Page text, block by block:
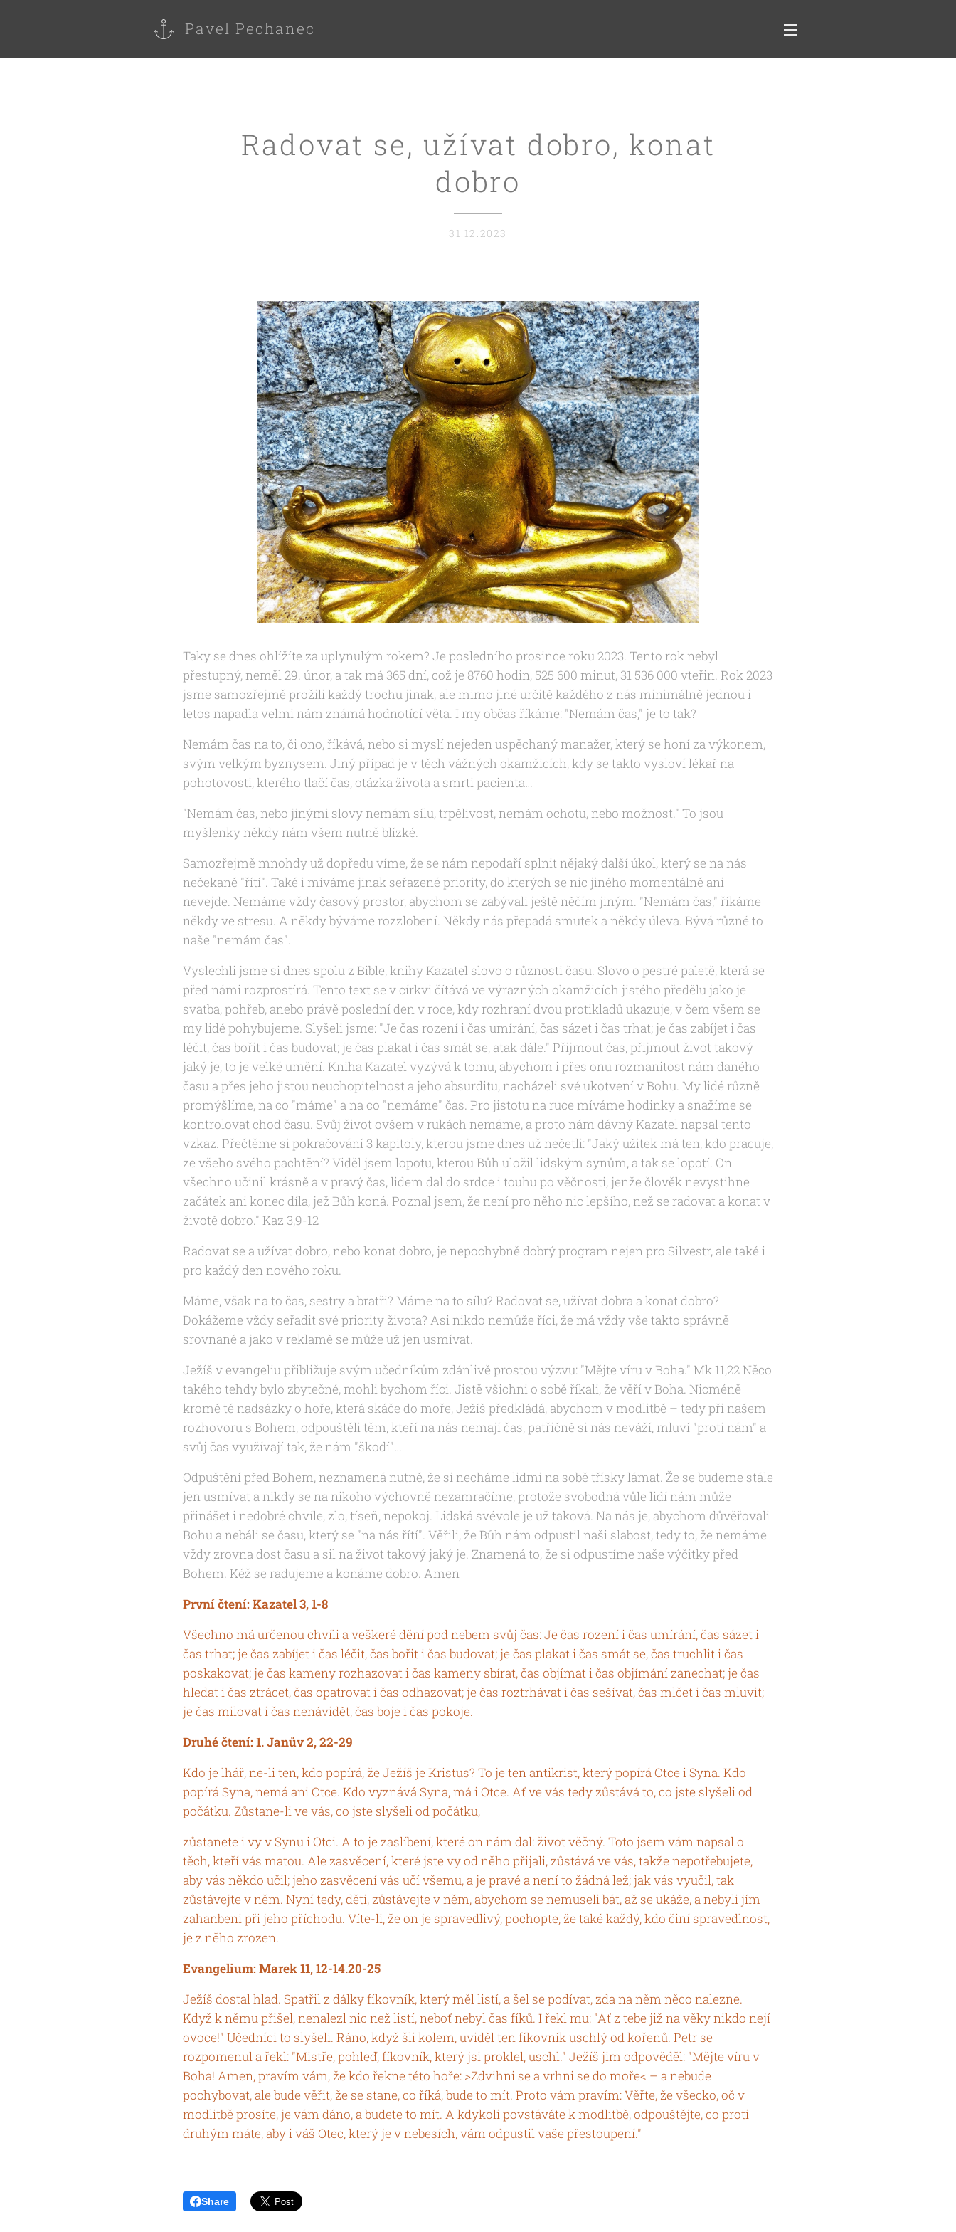
Pavel Pechanec
Radovat se, užívat dobro, konat
dobro
31.12.2023
Taky se dnes ohlížíte za uplynulým rokem? Je posledního prosince roku 2023. Tento rok nebyl
přestupný, neměl 29. únor, a tak má 365 dní, což je 8760 hodin, 525 600 minut, 31 536 000 vteřin. Rok 2023
jsme samozřejmě prožili každý trochu jinak, ale mimo jiné určitě každého z nás minimálně jednou i
letos napadla velmi nám známá hodnotící věta. I my občas říkáme: "Nemám čas," je to tak?
Nemám čas na to, či ono, říkává, nebo si myslí nejeden uspěchaný manažer, který se honí za výkonem,
svým velkým byznysem. Jiný případ je v těch vážných okamžicích, kdy se takto vysloví lékař na
pohotovosti, kterého tlačí čas, otázka života a smrti pacienta…
"Nemám čas, nebo jinými slovy nemám sílu, trpělivost, nemám ochotu, nebo možnost." To jsou
myšlenky někdy nám všem nutně blízké.
Samozřejmě mnohdy už dopředu víme, že se nám nepodaří splnit nějaký další úkol, který se na nás
nečekaně "řítí". Také i míváme jinak seřazené priority, do kterých se nic jiného momentálně ani
nevejde. Nemáme vždy časový prostor, abychom se zabývali ještě něčím jiným. "Nemám čas," říkáme
někdy ve stresu. A někdy býváme rozzlobení. Někdy nás přepadá smutek a někdy úleva. Bývá různé to
naše "nemám čas".
Vyslechli jsme si dnes spolu z Bible, knihy Kazatel slovo o různosti času. Slovo o pestré paletě, která se
před námi rozprostírá. Tento text se v církvi čítává ve výrazných okamžicích jistého předělu jako je
svatba, pohřeb, anebo právě poslední den v roce, kdy rozhraní dvou protikladů ukazuje, v čem všem se
my lidé pohybujeme. Slyšeli jsme: "Je čas rození i čas umírání, čas sázet i čas trhat; je čas zabíjet i čas
léčit, čas bořit i čas budovat; je čas plakat i čas smát se, atak dále." Přijmout čas, přijmout život takový
jaký je, to je velké umění. Kniha Kazatel vyzývá k tomu, abychom i přes onu rozmanitost nám daného
času a přes jeho jistou neuchopitelnost a jeho absurditu, nacházeli své ukotvení v Bohu. My lidé různě
promýšlíme, na co "máme" a na co "nemáme" čas. Pro jistotu na ruce míváme hodinky a snažíme se
kontrolovat chod času. Svůj život ovšem v rukách nemáme, a proto nám dávný Kazatel napsal tento
vzkaz. Přečtěme si pokračování 3 kapitoly, kterou jsme dnes už nečetli: "Jaký užitek má ten, kdo pracuje,
ze všeho svého pachtění? Viděl jsem lopotu, kterou Bůh uložil lidským synům, a tak se lopotí. On
všechno učinil krásně a v pravý čas, lidem dal do srdce i touhu po věčnosti, jenže člověk nevystihne
začátek ani konec díla, jež Bůh koná. Poznal jsem, že není pro něho nic lepšího, než se radovat a konat v
životě dobro." Kaz 3,9-12
Radovat se a užívat dobro, nebo konat dobro, je nepochybně dobrý program nejen pro Silvestr, ale také i
pro každý den nového roku.
Máme, však na to čas, sestry a bratři? Máme na to sílu? Radovat se, užívat dobra a konat dobro?
Dokážeme vždy seřadit své priority života? Asi nikdo nemůže říci, že má vždy vše takto správně
srovnané a jako v reklamě se může už jen usmívat.
Ježíš v evangeliu přibližuje svým učedníkům zdánlivě prostou výzvu: "Mějte víru v Boha." Mk 11,22 Něco
takého tehdy bylo zbytečné, mohli bychom říci. Jistě všichni o sobě říkali, že věří v Boha. Nicméně
kromě té nadsázky o hoře, která skáče do moře, Ježíš předkládá, abychom v modlitbě – tedy při našem
rozhovoru s Bohem, odpouštěli těm, kteří na nás nemají čas, patřičně si nás neváží, mluví "proti nám" a
svůj čas využívají tak, že nám "škodí"…
Odpuštění před Bohem, neznamená nutně, že si necháme lidmi na sobě třísky lámat. Že se budeme stále
jen usmívat a nikdy se na nikoho výchovně nezamračíme, protože svobodná vůle lidí nám může
přinášet i nedobré chvíle, zlo, tíseň, nepokoj. Lidská svévole je už taková. Na nás je, abychom důvěřovali
Bohu a nebáli se času, který se "na nás řítí". Věřili, že Bůh nám odpustil naši slabost, tedy to, že nemáme
vždy zrovna dost času a sil na život takový jaký je. Znamená to, že si odpustíme naše výčitky před
Bohem. Kéž se radujeme a konáme dobro. Amen
První čtení: Kazatel 3, 1-8
Všechno má určenou chvíli a veškeré dění pod nebem svůj čas: Je čas rození i čas umírání, čas sázet i
čas trhat; je čas zabíjet i čas léčit, čas bořit i čas budovat; je čas plakat i čas smát se, čas truchlit i čas
poskakovat; je čas kameny rozhazovat i čas kameny sbírat, čas objímat i čas objímání zanechat; je čas
hledat i čas ztrácet, čas opatrovat i čas odhazovat; je čas roztrhávat i čas sešívat, čas mlčet i čas mluvit;
je čas milovat i čas nenávidět, čas boje i čas pokoje.
Druhé čtení: 1. Janův 2, 22-29
Kdo je lhář, ne-li ten, kdo popírá, že Ježíš je Kristus? To je ten antikrist, který popírá Otce i Syna. Kdo
popírá Syna, nemá ani Otce. Kdo vyznává Syna, má i Otce. Ať ve vás tedy zůstává to, co jste slyšeli od
počátku. Zůstane-li ve vás, co jste slyšeli od počátku,
zůstanete i vy v Synu i Otci. A to je zaslíbení, které on nám dal: život věčný. Toto jsem vám napsal o
těch, kteří vás matou. Ale zasvěcení, které jste vy od něho přijali, zůstává ve vás, takže nepotřebujete,
aby vás někdo učil; jeho zasvěcení vás učí všemu, a je pravé a není to žádná lež; jak vás vyučil, tak
zůstávejte v něm. Nyní tedy, děti, zůstávejte v něm, abychom se nemuseli bát, až se ukáže, a nebyli jím
zahanbeni při jeho příchodu. Víte-li, že on je spravedlivý, pochopte, že také každý, kdo činí spravedlnost,
je z něho zrozen.
Evangelium: Marek 11, 12-14.20-25
Ježíš dostal hlad. Spatřil z dálky fíkovník, který měl listí, a šel se podívat, zda na něm něco nalezne.
Když k němu přišel, nenalezl nic než listí, neboť nebyl čas fíků. I řekl mu: "Ať z tebe již na věky nikdo nejí
ovoce!" Učedníci to slyšeli. Ráno, když šli kolem, uviděl ten fíkovník uschlý od kořenů. Petr se
rozpomenul a řekl: "Mistře, pohleď, fíkovník, který jsi proklel, uschl." Ježíš jim odpověděl: "Mějte víru v
Boha! Amen, pravím vám, že kdo řekne této hoře: >Zdvihni se a vrhni se do moře< – a nebude
pochybovat, ale bude věřit, že se stane, co říká, bude to mít. Proto vám pravím: Věřte, že všecko, oč v
modlitbě prosíte, je vám dáno, a budete to mít. A kdykoli povstáváte k modlitbě, odpouštějte, co proti
druhým máte, aby i váš Otec, který je v nebesích, vám odpustil vaše přestoupení."
Share